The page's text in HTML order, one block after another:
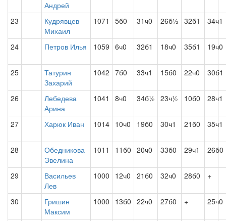
Андрей
23
Кудрявцев
Михаил
1071 5б0 31ч0 26б½ 32б1 34ч1
24 Петров Илья 1059 6ч0 32б1 18ч0 35б1 19ч0
25
Татурин
Захарий
1042 7б0 33ч1 15б0 22ч0 30б1
26
Лебедева
Арина
1041 8ч0 34б½ 23ч½ 10б0 28ч1
27 Харюк Иван 1014 10ч0 19б0 30ч1 21б0 35ч1
28
Обедникова
Эвелина
1011 11б0 20ч0 33б0 29ч1 26б0
29
Васильев
Лев
1000 12ч0 21б0 32ч0 28б0 +
30
Гришин
Максим
1000 13б0 22ч0 27б0 + 25ч0